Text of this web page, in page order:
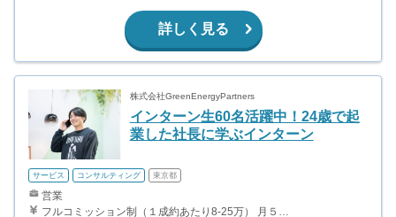
詳しく見る
株式会社GreenEnergyPartners
インターン生60名活躍中！24歳で起
業した社長に学ぶインターン
サービス コンサルティング 東京都
営業